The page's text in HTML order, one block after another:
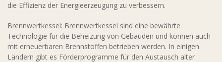
die Effizienz der Energieerzeugung zu verbessern.
Brennwertkessel: Brennwertkessel sind eine bewährte
Technologie für die Beheizung von Gebäuden und können auch
mit erneuerbaren Brennstoffen betrieben werden. In einigen
Ländern gibt es Förderprogramme für den Austausch alter